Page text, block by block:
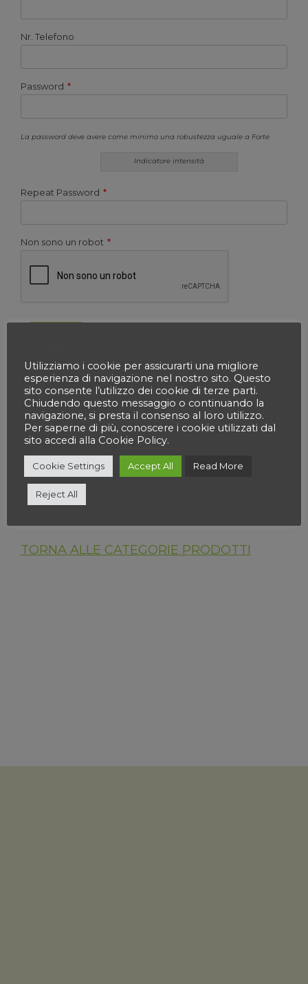
Nr. Telefono
Password *
La password deve avere come minimo una robustezza uguale a Forte
Indicatore intensità
Repeat Password *
Non sono un robot *
Categorie prodotto
Seleziona una categoria
TORNA ALLE CATEGORIE PRODOTTI
Utilizziamo i cookie per assicurarti una migliore
esperienza di navigazione nel nostro sito. Questo
sito consente l’utilizzo dei cookie di terze parti.
Chiudendo questo messaggio o continuando la
navigazione, si presta il consenso al loro utilizzo.
Per saperne di più, conoscere i cookie utilizzati dal
sito accedi alla Cookie Policy.
Cookie Settings Accept All Read More
Reject All